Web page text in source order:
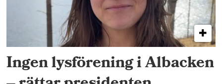
Ingen lysförening i Albacken